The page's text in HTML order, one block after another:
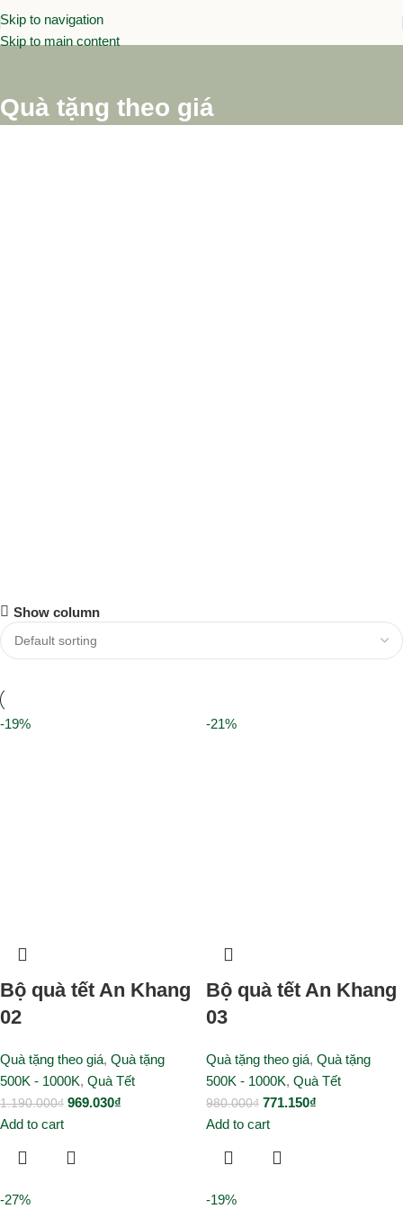
Skip to navigation
Skip to main content
Quà tặng theo giá
Ưu đãi tới 30%
Liên hệ ngay
Show column
-19%
Bộ quà tết An Khang
02
Quà tặng theo giá, Quà tặng
500K - 1000K, Quà Tết
1.190.000₫ 969.030₫
Add to cart
-21%
Bộ quà tết An Khang
03
Quà tặng theo giá, Quà tặng
500K - 1000K, Quà Tết
980.000₫ 771.150₫
Add to cart
-27% -19%